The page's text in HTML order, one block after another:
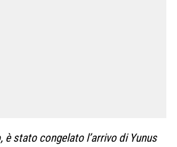
è stato congelato l’arrivo di Yunus